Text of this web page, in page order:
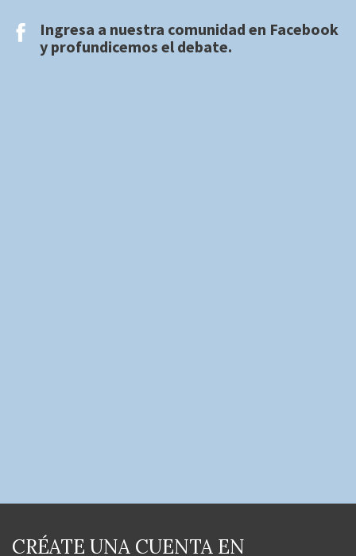
Ingresa a nuestra comunidad en Facebook
y profundicemos el debate.
CRÉATE UNA CUENTA EN